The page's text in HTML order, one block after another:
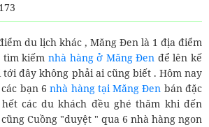
du lịch khác , Măng Đen là 1 địa điểm
tìm kiếm nhà hàng ở Măng Đen để lên kế
tới đây không phải ai cũng biết . Hôm nay
bạn 6 nhà hàng tại Măng Đen bán đặc
các du khách đều ghé thăm khi đến
Cuồng "duyệt " qua 6 nhà hàng ngon